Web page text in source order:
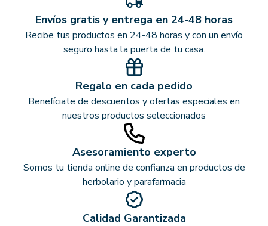
Envíos gratis y entrega en 24-48 horas
Recibe tus productos en 24-48 horas y con un envío
seguro hasta la puerta de tu casa.
Regalo en cada pedido
Benefíciate de descuentos y ofertas especiales en
nuestros productos seleccionados
Asesoramiento experto
Somos tu tienda online de confianza en productos de
herbolario y parafarmacia
Calidad Garantizada